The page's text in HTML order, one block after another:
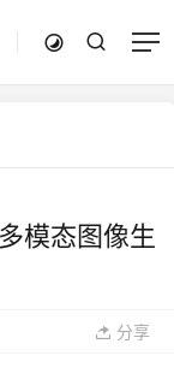
模态图像生
分享